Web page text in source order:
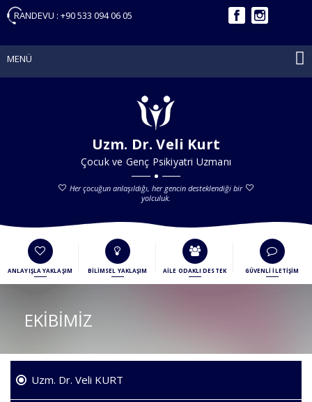
RANDEVU : +90 533 094 06 05
MENÜ
Uzm. Dr. Veli Kurt
Çocuk ve Genç Psikiyatri Uzmanı
Her çocuğun anlaşıldığı, her gencin desteklendiği bir
yolculuk.
ANLAYIŞLA YAKLAŞIM BİLİMSEL YAKLAŞIM AİLE ODAKLI DESTEK GÜVENLİ İLETİŞİM
EKİBİMİZ
Uzm. Dr. Veli KURT